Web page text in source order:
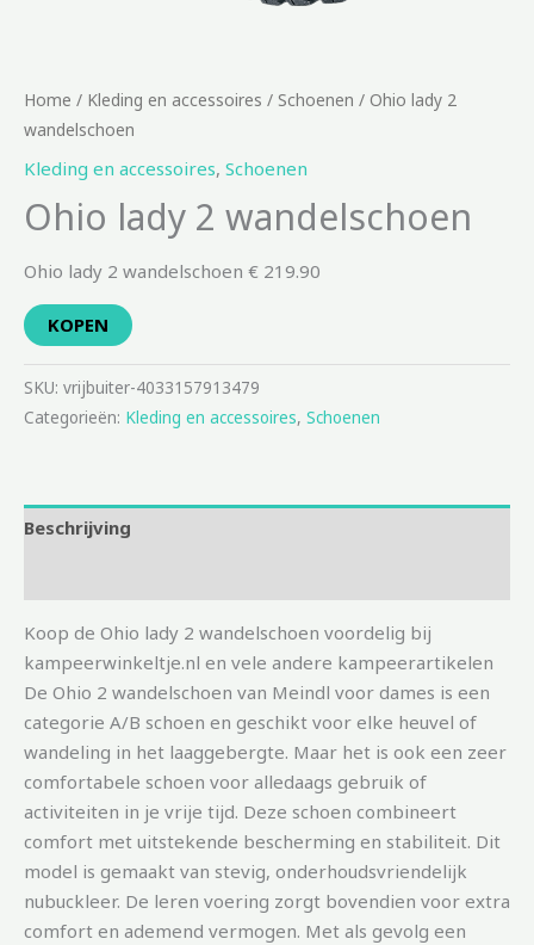
Home / Kleding en accessoires / Schoenen / Ohio lady 2
wandelschoen
Kleding en accessoires, Schoenen
Ohio lady 2 wandelschoen
Ohio lady 2 wandelschoen € 219.90
KOPEN
SKU: vrijbuiter-4033157913479
Categorieën: Kleding en accessoires, Schoenen
Beschrijving
Koop de Ohio lady 2 wandelschoen voordelig bij
kampeerwinkeltje.nl en vele andere kampeerartikelen
De Ohio 2 wandelschoen van Meindl voor dames is een
categorie A/B schoen en geschikt voor elke heuvel of
wandeling in het laaggebergte. Maar het is ook een zeer
comfortabele schoen voor alledaags gebruik of
activiteiten in je vrije tijd. Deze schoen combineert
comfort met uitstekende bescherming en stabiliteit. Dit
model is gemaakt van stevig, onderhoudsvriendelijk
nubuckleer. De leren voering zorgt bovendien voor extra
comfort en ademend vermogen. Met als gevolg een